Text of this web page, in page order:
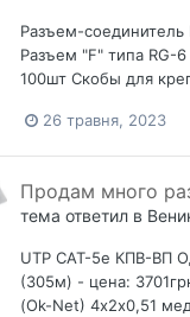
Разъем-
Разъем "F" типа RG-
100шт Скобы для
26 травня, 2023
Продам много
тема ответил в
UTP CAT-5е КПВ-ВП
(305м) - цена:
(Ok-Net) 4х2х0,51